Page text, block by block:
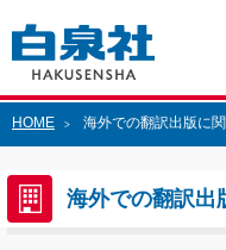
HOME > 海外での翻訳出版に
海外での翻訳出